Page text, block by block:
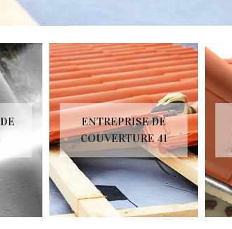
ENTREPRISE DE
COUVERTURE 41